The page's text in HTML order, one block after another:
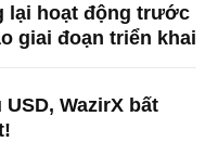
lại hoạt động trước
giai đoạn triển khai
WazirX bất